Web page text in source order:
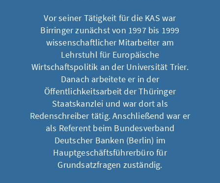
Vor seiner Tätigkeit für die KAS war
Birringer zunächst von 1997 bis 1999
wissenschaftlicher Mitarbeiter am
Lehrstuhl für Europäische
Wirtschaftspolitik an der Universität Trier.
Danach arbeitete er in der
Öffentlichkeitsarbeit der Thüringer
Staatskanzlei und war dort als
Redenschreiber tätig. Anschließend war er
als Referent beim Bundesverband
Deutscher Banken (Berlin) im
Hauptgeschäftsführerbüro für
Grundsatzfragen zuständig.